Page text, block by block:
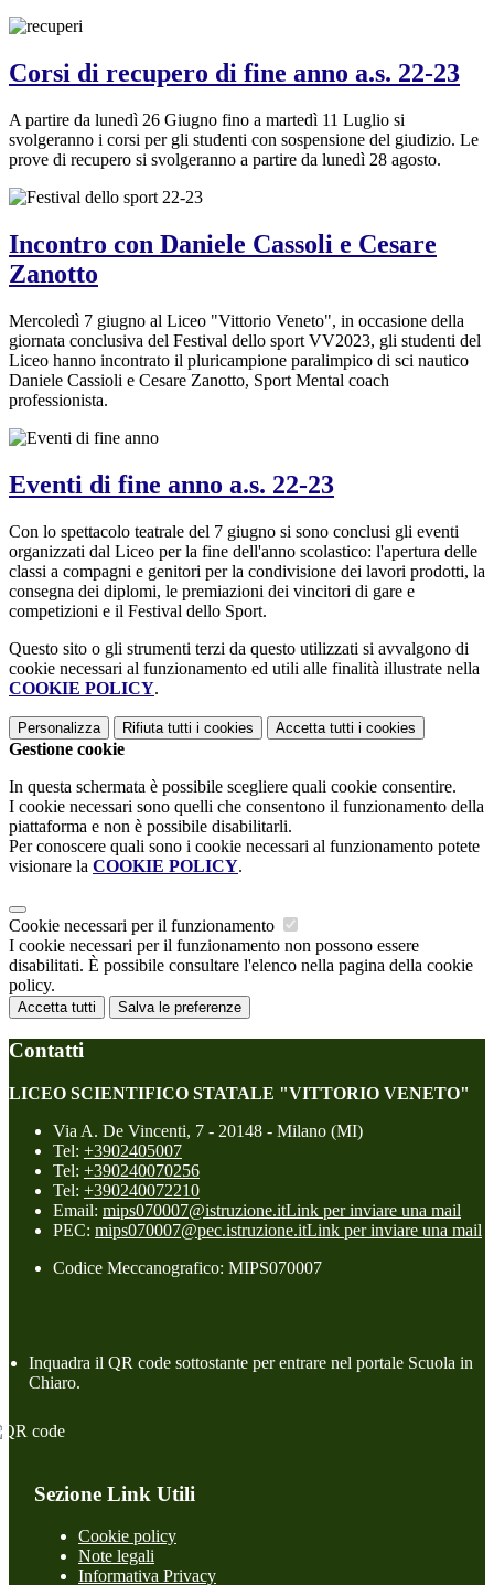
Corsi di recupero di fine anno a.s. 22-23
A partire da lunedì 26 Giugno fino a martedì 11 Luglio si
svolgeranno i corsi per gli studenti con sospensione del giudizio. Le
prove di recupero si svolgeranno a partire da lunedì 28 agosto.
Incontro con Daniele Cassoli e Cesare
Zanotto
Mercoledì 7 giugno al Liceo "Vittorio Veneto", in occasione della
giornata conclusiva del Festival dello sport VV2023, gli studenti del
Liceo hanno incontrato il pluricampione paralimpico di sci nautico
Daniele Cassioli e Cesare Zanotto, Sport Mental coach
professionista.
Eventi di fine anno a.s. 22-23
Con lo spettacolo teatrale del 7 giugno si sono conclusi gli eventi
organizzati dal Liceo per la fine dell'anno scolastico: l'apertura delle
classi a compagni e genitori per la condivisione dei lavori prodotti, la
consegna dei diplomi, le premiazioni dei vincitori di gare e
competizioni e il Festival dello Sport.
Questo sito o gli strumenti terzi da questo utilizzati si avvalgono di
cookie necessari al funzionamento ed utili alle finalità illustrate nella
COOKIE POLICY.
Personalizza Rifiuta tutti i cookies Accetta tutti i cookies
Gestione cookie
In questa schermata è possibile scegliere quali cookie consentire.
I cookie necessari sono quelli che consentono il funzionamento della
piattaforma e non è possibile disabilitarli.
Per conoscere quali sono i cookie necessari al funzionamento potete
visionare la COOKIE POLICY.
Cookie necessari per il funzionamento
I cookie necessari per il funzionamento non possono essere
disabilitati. È possibile consultare l'elenco nella pagina della cookie
policy.
Accetta tutti Salva le preferenze
Contatti
LICEO SCIENTIFICO STATALE "VITTORIO VENETO"
Via A. De Vincenti, 7 - 20148 - Milano (MI)
Tel: +3902405007
Tel: +390240070256
Tel: +390240072210
Email: mips070007@istruzione.itLink per inviare una mail
PEC: mips070007@pec.istruzione.itLink per inviare una mail
Codice Meccanografico: MIPS070007
Inquadra il QR code sottostante per entrare nel portale Scuola in
Chiaro.
Sezione Link Utili
Cookie policy
Note legali
Informativa Privacy